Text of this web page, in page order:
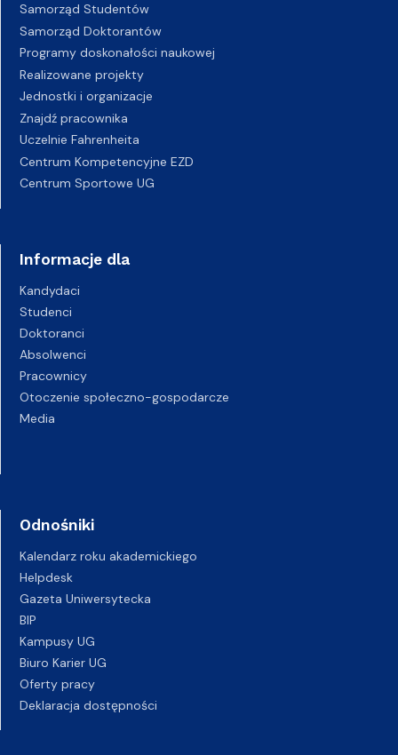
Samorząd Studentów
Samorząd Doktorantów
Programy doskonałości naukowej
Realizowane projekty
Jednostki i organizacje
Znajdź pracownika
Uczelnie Fahrenheita
Centrum Kompetencyjne EZD
Centrum Sportowe UG
Informacje dla
Kandydaci
Studenci
Doktoranci
Absolwenci
Pracownicy
Otoczenie społeczno-gospodarcze
Media
Odnośniki
Kalendarz roku akademickiego
Helpdesk
Gazeta Uniwersytecka
BIP
Kampusy UG
Biuro Karier UG
Oferty pracy
Deklaracja dostępności